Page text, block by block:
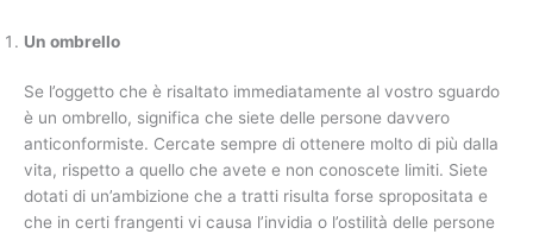
Un ombrello
Se l’oggetto che è risaltato immediatamente al vostro sguardo
è un ombrello, significa che siete delle persone davvero
anticonformiste. Cercate sempre di ottenere molto di più dalla
vita, rispetto a quello che avete e non conoscete limiti. Siete
dotati di un’ambizione che a tratti risulta forse spropositata e
che in certi frangenti vi causa l’invidia o l’ostilità delle persone